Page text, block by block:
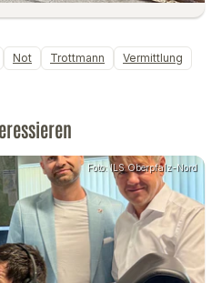
Not Trottmann Vermittlung
Foto: ILS Oberpfalz-Nord